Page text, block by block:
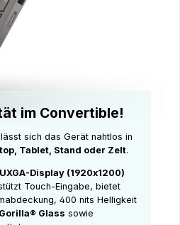
im Convertible!
sich das Gerät nahtlos in
Tablet, Stand oder Zelt.
Display (1920x1200)
Touch-Eingabe, bietet
400 nits Helligkeit
Glass sowie